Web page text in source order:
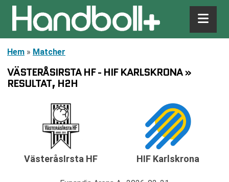
Hem » Matcher
VÄSTERÅSIRSTA HF - HIF KARLSKRONA »
RESULTAT, H2H
VästeråsIrsta HF HIF Karlskrona